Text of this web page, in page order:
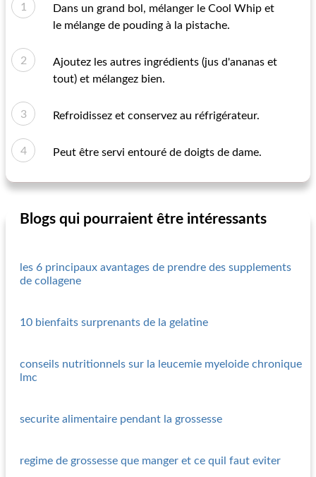
Dans un grand bol, mélanger le Cool Whip et
le mélange de pouding à la pistache.
Ajoutez les autres ingrédients (jus d'ananas et
tout) et mélangez bien.
Refroidissez et conservez au réfrigérateur.
Peut être servi entouré de doigts de dame.
Blogs qui pourraient être intéressants
les 6 principaux avantages de prendre des supplements
de collagene
10 bienfaits surprenants de la gelatine
conseils nutritionnels sur la leucemie myeloide chronique
lmc
securite alimentaire pendant la grossesse
regime de grossesse que manger et ce quil faut eviter